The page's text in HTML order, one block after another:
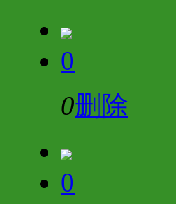
0
0删除
0